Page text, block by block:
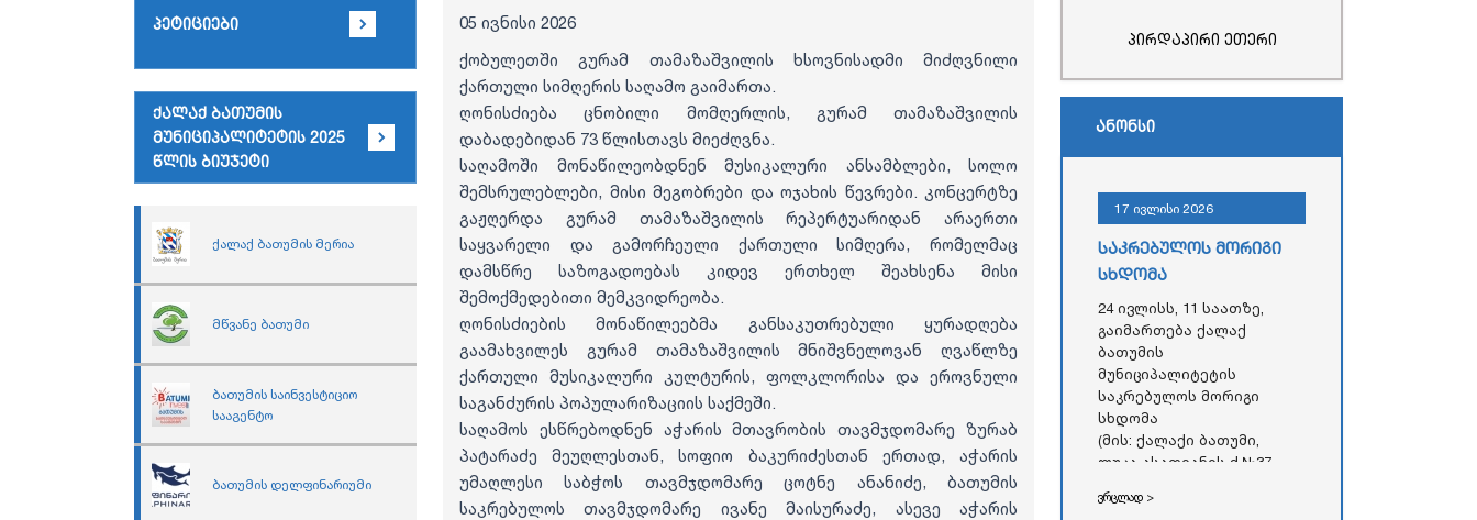
პეტიციები
ქალაქ ბათუმის
მუნიციპალიტეტის 2025
წლის ბიუჯეტი
ქალაქ ბათუმის მერია
მწვანე ბათუმი
ბათუმის საინვესტიციო
სააგენტო
ბათუმის დელფინარიუმი
05 ივნისი 2026
ქობულეთში გურამ თამაზაშვილის ხსოვნისადმი მიძღვნილი
ქართული სიმღერის საღამო გაიმართა.
ღონისძიება ცნობილი მომღერლის, გურამ თამაზაშვილის
დაბადებიდან 73 წლისთავს მიეძღვნა.
საღამოში მონაწილეობდნენ მუსიკალური ანსამბლები, სოლო
შემსრულებლები, მისი მეგობრები და ოჯახის წევრები. კონცერტზე
გაჟღერდა გურამ თამაზაშვილის რეპერტუარიდან არაერთი
საყვარელი და გამორჩეული ქართული სიმღერა, რომელმაც
დამსწრე საზოგადოებას კიდევ ერთხელ შეახსენა მისი
შემოქმედებითი მემკვიდრეობა.
ღონისძიების მონაწილეებმა განსაკუთრებული ყურადღება
გაამახვილეს გურამ თამაზაშვილის მნიშვნელოვან ღვაწლზე
ქართული მუსიკალური კულტურის, ფოლკლორისა და ეროვნული
საგანძურის პოპულარიზაციის საქმეში.
საღამოს ესწრებოდნენ აჭარის მთავრობის თავმჯდომარე ზურაბ
პატარაძე მეუღლესთან, სოფიო ბაკურიძესთან ერთად, აჭარის
უმაღლესი საბჭოს თავმჯდომარე ცოტნე ანანიძე, ბათუმის
საკრებულოს თავმჯდომარე ივანე მაისურაძე, ასევე აჭარის
პირდაპირი ეთერი
ანონსი
17 ივლისი 2026
საკრებულოს მორიგი
სხდომა
24 ივლისს, 11 საათზე,
გაიმართება ქალაქ
ბათუმის
მუნიციპალიტეტის
საკრებულოს მორიგი
სხდომა
(მის: ქალაქი ბათუმი,
ლუკა ასათიანის ქ.№37,
რესპუბლიკის უმაღლესი
ვრცლად >